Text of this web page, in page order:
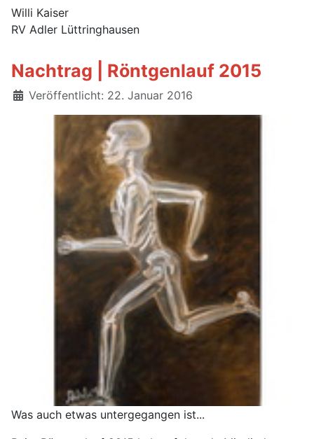
Willi Kaiser
RV Adler Lüttringhausen
Nachtrag | Röntgenlauf 2015
Details
Veröffentlicht: 22. Januar 2016
Was auch etwas untergegangen ist...